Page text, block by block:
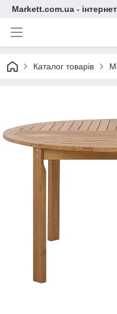
Markett.com.ua -
Каталог товарів